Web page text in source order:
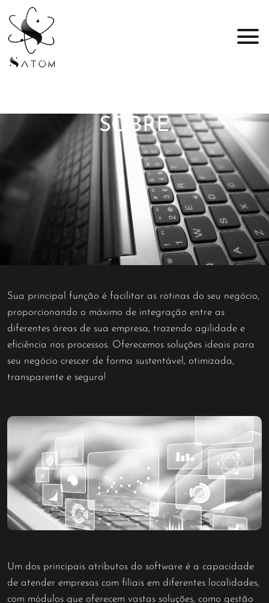
SOBRE
A Satom
A Satom foi criada com o intuito de oferecer ao mercado
soluções em ERP e Aplicativos para smartphone e tablet
que vem sendo desenvolvidas desde 2009.
Sua principal função é facilitar as rotinas do seu negócio,
proporcionando o máximo de integração entre as
diferentes áreas de sua empresa, trazendo agilidade e
eficiência nos processos. Oferecemos soluções ideais para
seu negócio crescer de forma sustentável, otimizada,
transparente e segura!
Um dos principais atributos do software é a capacidade
de atender empresas com filiais em diferentes localidades,
com módulos que oferecem vastas soluções, como gestão